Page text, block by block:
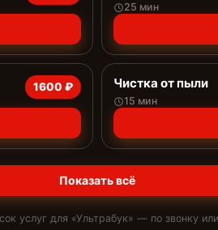
25 мин
1600 ₽ Чистка от пыли
15 мин
Показать всё
услуг для «Ультрабук» — по звонку